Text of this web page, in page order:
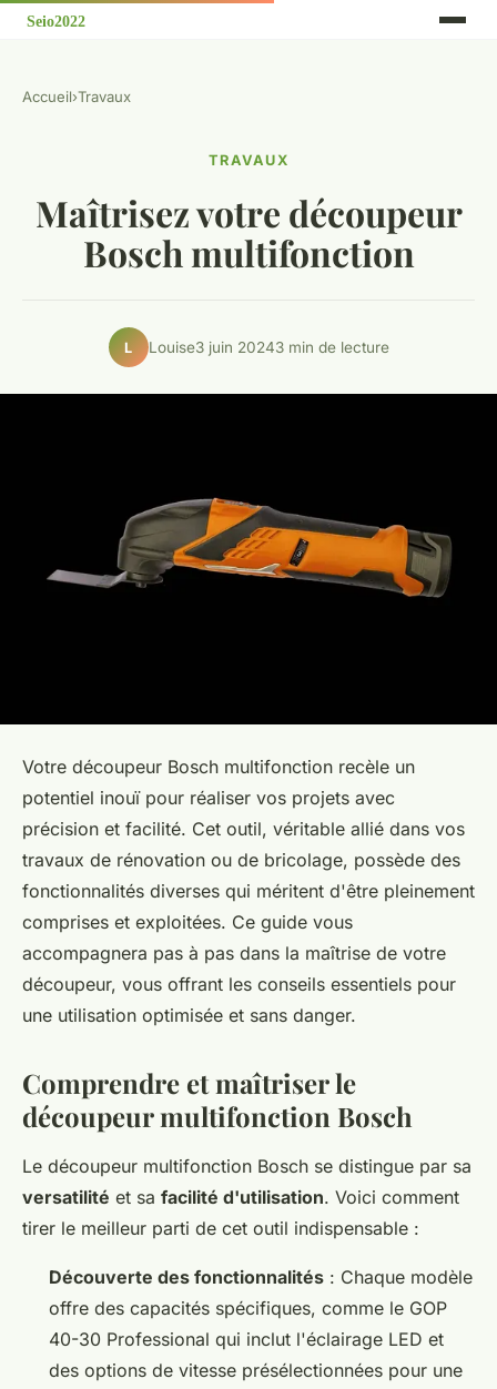
Accueil›Travaux
TRAVAUX
Maîtrisez votre découpeur
Bosch multifonction
L Louise3 juin 20243 min de lecture
Votre découpeur Bosch multifonction recèle un
potentiel inouï pour réaliser vos projets avec
précision et facilité. Cet outil, véritable allié dans vos
travaux de rénovation ou de bricolage, possède des
fonctionnalités diverses qui méritent d'être pleinement
comprises et exploitées. Ce guide vous
accompagnera pas à pas dans la maîtrise de votre
découpeur, vous offrant les conseils essentiels pour
une utilisation optimisée et sans danger.
Comprendre et maîtriser le
découpeur multifonction Bosch
Le découpeur multifonction Bosch se distingue par sa
versatilité et sa facilité d'utilisation. Voici comment
tirer le meilleur parti de cet outil indispensable :
Découverte des fonctionnalités : Chaque modèle
offre des capacités spécifiques, comme le GOP
40-30 Professional qui inclut l'éclairage LED et
des options de vitesse présélectionnées pour une